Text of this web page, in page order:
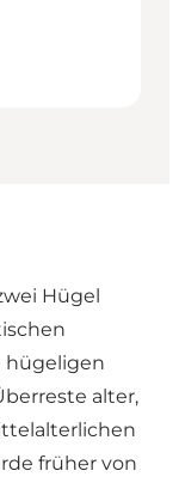
Hügel
hügeligen
alter,
früher von